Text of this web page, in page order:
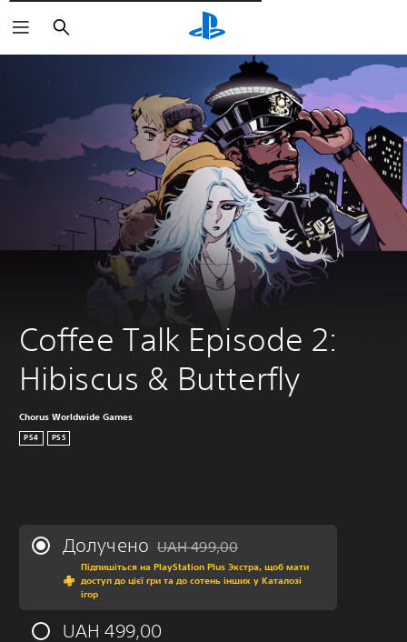
Пошук
Coffee Talk Episode 2:
Hibiscus & Butterfly
Chorus Worldwide Games
PS4 PS5
Долучено Знижка від початкової ціни UAH 499,00
UAH 499,00
Підпишіться на PlayStation Plus Экстра, щоб мати
доступ до цієї гри та до сотень інших у Каталозі
ігор
UAH 499,00